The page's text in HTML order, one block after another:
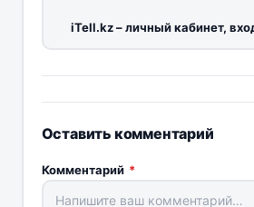
iTell.kz – личный кабинет,
Оставить комментарий
Комментарий *